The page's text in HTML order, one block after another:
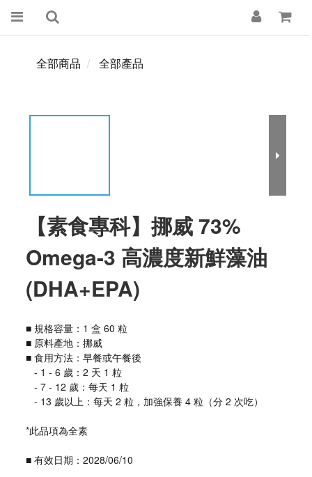
全部商品 全部產品
【素食專科】挪威 73%
Omega-3 高濃度新鮮藻油
(DHA+EPA)
■ 規格容量：1 盒 60 粒
■ 食用方法：早餐或午餐後
   - 1 - 6 歲：2 天 1 粒
   - 7 - 12 歲：每天 1 粒
   - 13 歲以上：每天 2 粒，加強保養 4 粒（分 2 次吃）
*此品項為全素
■ 有效日期：2028/06/10